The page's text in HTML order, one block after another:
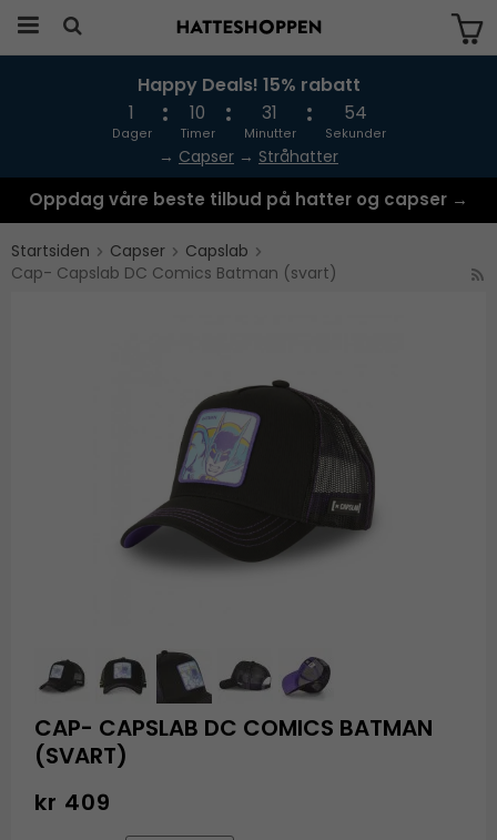
Produktet har blitt lagt til i handlekurven
Happy Deals! 15% rabatt
1
Dager
10
Timer
31
Minutter
54
Sekunder
→ Capser → Stråhatter
Oppdag våre beste tilbud på hatter og capser →
Startsiden Capser
Capslab
Cap- Capslab DC Comics Batman (svart)
CAP- CAPSLAB DC COMICS BATMAN
(SVART)
kr 409